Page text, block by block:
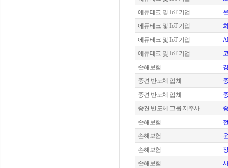
에듀테크 및 IoT 기업
에듀테크 및 IoT 기업
에듀테크 및 IoT 기업
에듀테크 및 IoT 기업
손해보험
중견 반도체 업체
중견 반도체 업체
중견 반도체 그룹 지주사
손해보험
손해보험
손해보험
손해보험